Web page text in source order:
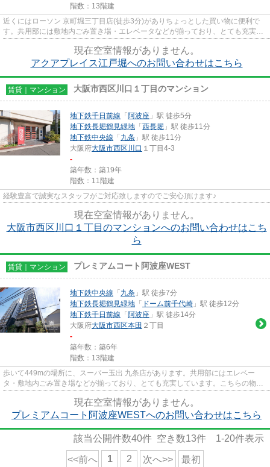
階数：13階建
近くにはローソン 京町堀三丁目店(徒歩3分)がありちょっとした買い物に便利で
す。共用部には敷地内ごみ置き場・エレベータなどが揃っており、とても充実し
現在空室情報がありません。
アクアプレイス江戸堀へのお問い合わせはこちら
賃貸｜マンション 大阪市西区川口１丁目のマンション
地下鉄千日前線 「 阿波座 」駅 徒歩5分
地下鉄長堀鶴見緑地 「 西長堀 」駅 徒歩11分
地下鉄中央線 「 九条 」駅 徒歩11分
大阪府大阪市西区 川口 １丁目4-3
-
築年数：築19年
階数：11階建
経験豊富で誠実なスタッフがご対応致しますのでご安心頂けます♪
現在空室情報がありません。
大阪市西区川口１丁目のマンションへのお問い合わせはこち
ら
賃貸｜マンション プレミアムコート阿波座WEST
地下鉄中央線 「 九条 」駅 徒歩7分
地下鉄長堀鶴見緑地 「 ドーム前千代崎 」駅 徒歩12分
地下鉄千日前線 「 阿波座 」駅 徒歩14分
大阪府大阪市西区本田 ２丁目
-
築年数：築6年
階数：13階建
歩いて449mの場所に、スーパー玉出 九条店があります。共用部にはエレベー
タ・敷地内ごみ置き場などが揃っており、とても充実しています。こちらの物件
現在空室情報がありません。
プレミアムコート阿波座WESTへのお問い合わせはこちら
該当公開件数40件 空き数13件 1-20件表示
<<前へ 1 2 次へ>> 最初